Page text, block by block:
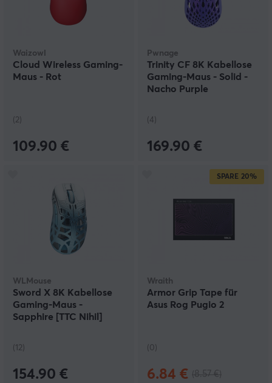
Waizowl
Cloud Wireless Gaming-
Maus - Rot
(2)
109.90 €
Pwnage
Trinity CF 8K Kabellose
Gaming-Maus - Solid -
Nacho Purple
(4)
169.90 €
WLMouse
Sword X 8K Kabellose
Gaming-Maus -
Sapphire [TTC Nihil]
(12)
154.90 €
SPARE 20%
Wraith
Armor Grip Tape für
Asus Rog Pugio 2
(0)
6.84 €